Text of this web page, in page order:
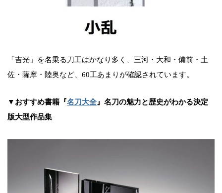
「吉光」を名乗る刀工はかなり多く、三河・大和・備前・土
佐・薩摩・陸奥など、60工あまりが確認されています。
▼おすすめ書籍『名刀大全』名刀の魅力と歴史がわかる決定
版大型作品集